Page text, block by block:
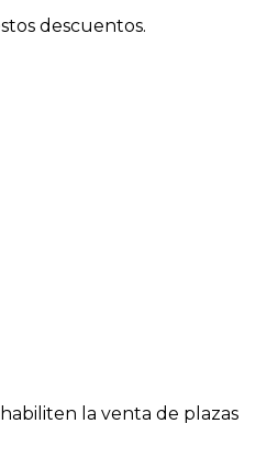
descuentos.
la venta de plazas